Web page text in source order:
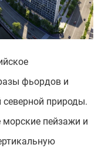
фьордов и
природы.
морские пейзажи и